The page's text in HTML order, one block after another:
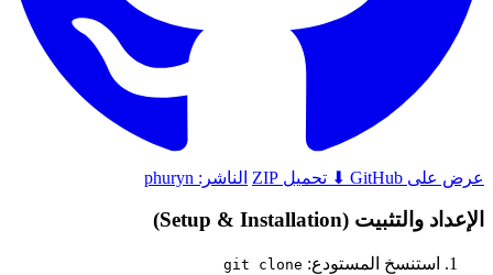
عرض على GitHub ⬇ تحميل ZIP الناشر: phuryn
الإعداد والتثبيت (Setup & Installation)
استنسخ المستودع: git clone